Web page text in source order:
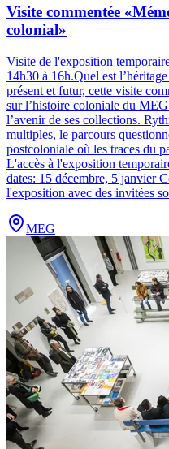
Visite commentée
colonial»
Visite de l'exposition
14h30 à 16h.Quel est
présent et futur, cette visite
sur l’histoire coloniale du
l’avenir de ses collections.
multiples, le parcours
postcoloniale où les traces du
L'accès à l'exposition
dates: 15 décembre, 5 janvier
l'exposition avec des invitées
MEG